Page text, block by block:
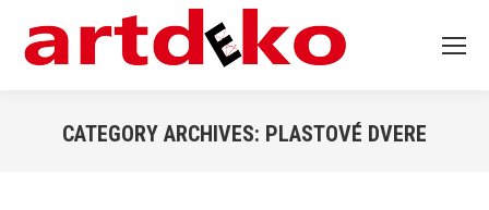
CATEGORY ARCHIVES: PLASTOVÉ DVERE